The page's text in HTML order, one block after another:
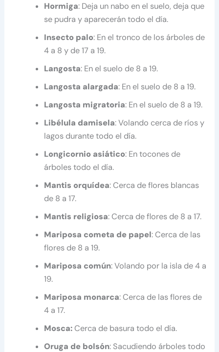
Hormiga: Deja un nabo en el suelo, deja que
se pudra y aparecerán todo el día.
Insecto palo: En el tronco de los árboles de
4 a 8 y de 17 a 19.
Langosta: En el suelo de 8 a 19.
Langosta alargada: En el suelo de 8 a 19.
Langosta migratoria: En el suelo de 8 a 19.
Libélula damisela: Volando cerca de ríos y
lagos durante todo el día.
Longicornio asiático: En tocones de
árboles todo el día.
Mantis orquídea: Cerca de flores blancas
de 8 a 17.
Mantis religiosa: Cerca de flores de 8 a 17.
Mariposa cometa de papel: Cerca de las
flores de 8 a 19.
Mariposa común: Volando por la isla de 4 a
19.
Mariposa monarca: Cerca de las flores de
4 a 17.
Mosca:Cerca de basura todo el día.
Oruga de bolsón: Sacudiendo árboles todo